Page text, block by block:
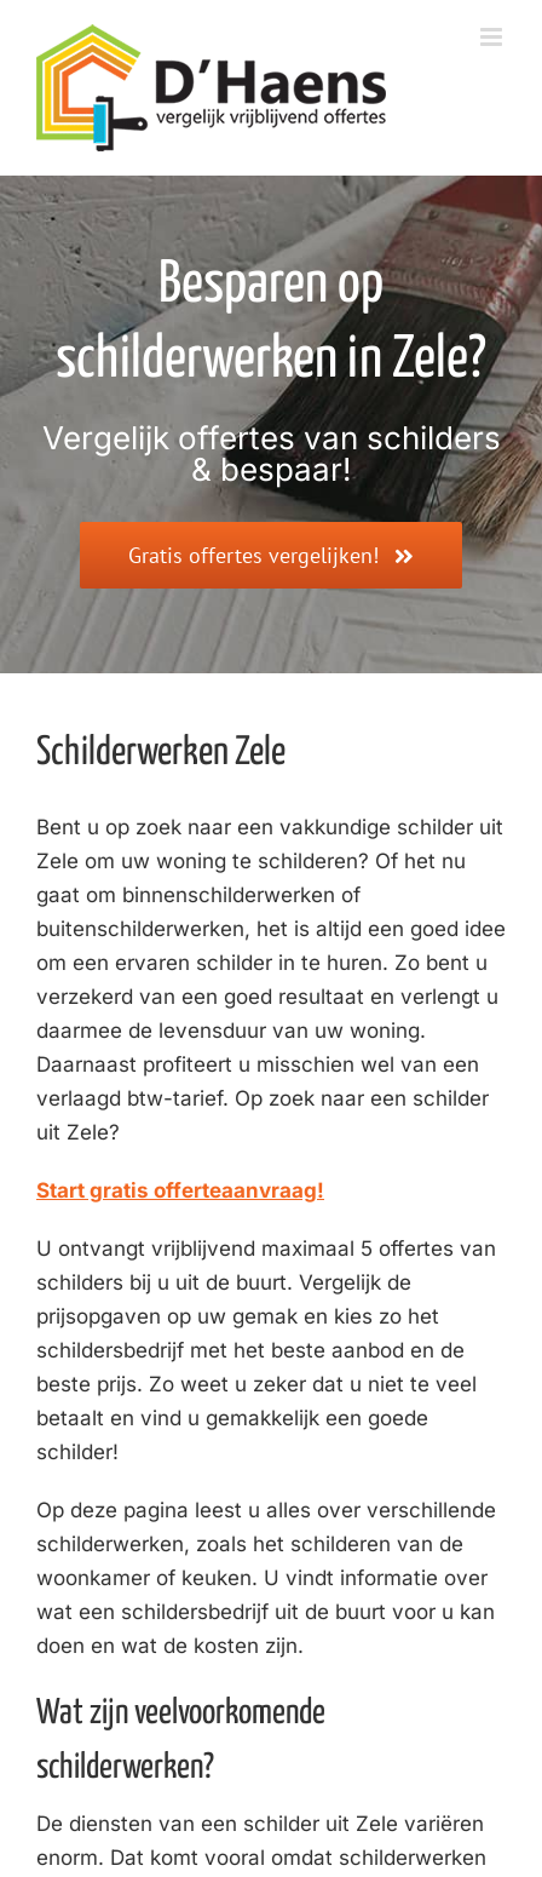
content
Besparen op
schilderwerken in Zele?
Vergelijk offertes van schilders
& bespaar!
Gratis offertes vergelijken!
Schilderwerken Zele
Bent u op zoek naar een vakkundige schilder uit
Zele om uw woning te schilderen? Of het nu
gaat om binnenschilderwerken of
buitenschilderwerken, het is altijd een goed idee
om een ervaren schilder in te huren. Zo bent u
verzekerd van een goed resultaat en verlengt u
daarmee de levensduur van uw woning.
Daarnaast profiteert u misschien wel van een
verlaagd btw-tarief. Op zoek naar een schilder
uit Zele?
Start gratis offerteaanvraag!
U ontvangt vrijblijvend maximaal 5 offertes van
schilders bij u uit de buurt. Vergelijk de
prijsopgaven op uw gemak en kies zo het
schildersbedrijf met het beste aanbod en de
beste prijs. Zo weet u zeker dat u niet te veel
betaalt en vind u gemakkelijk een goede
schilder!
Op deze pagina leest u alles over verschillende
schilderwerken, zoals het schilderen van de
woonkamer of keuken. U vindt informatie over
wat een schildersbedrijf uit de buurt voor u kan
doen en wat de kosten zijn.
Wat zijn veelvoorkomende
schilderwerken?
De diensten van een schilder uit Zele variëren
enorm. Dat komt vooral omdat schilderwerken